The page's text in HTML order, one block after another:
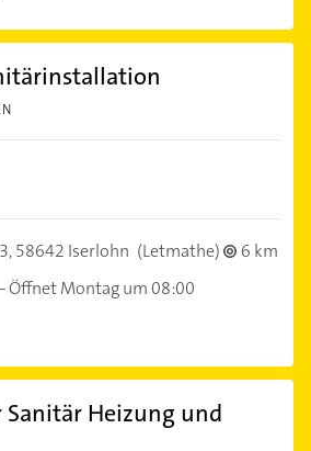
58642 Iserlohn (Letmathe)
6 km
Öffnet Montag um 08:00
Sanitär Heizung und